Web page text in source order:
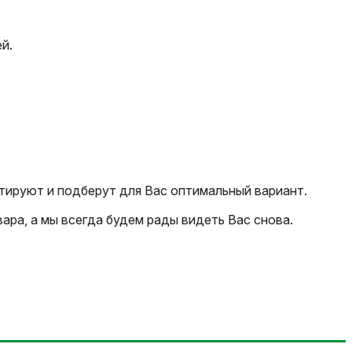
и подберут для Вас оптимальный вариант.
а мы всегда будем рады видеть Вас снова.